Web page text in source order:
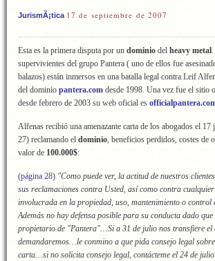
JurismÃ¡tica 17 de septiembre de 2007
Esta es la primera disputa por un dominio del heavy metal.
supervivientes del grupo Pantera ( uno de ellos fue
balazos) están inmersos en una batalla legal contra Leif
del dominio pantera.com desde 1998. Una vez fue el sitio
desde febrero de 2003 su web oficial es
Alfenas recibió una amenazante carta de los abogados el
27) reclamando el dominio, beneficios perdidos, costes de
valor de 100.000$:
(página 28) "Como puede ver, la actitud de nuestros
sus reclamaciones contra Usted, así como contra
involucrada en la propiedad, uso, mantenimiento o control
Además no hay defensa posible para su conducta dado
propietario de "Pantera"…Si a 31 de julio nos transfiere el
demandaremos…le conmino a que pida consejo legal
carta…si no solicita consejo legal, contácteme el 24 de